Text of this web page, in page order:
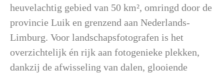
heuvelachtig gebied van 50 km², omringd door de
provincie Luik en grenzend aan Nederlands-
Limburg. Voor landschapsfotografen is het
overzichtelijk én rijk aan fotogenieke plekken,
dankzij de afwisseling van dalen, glooiende